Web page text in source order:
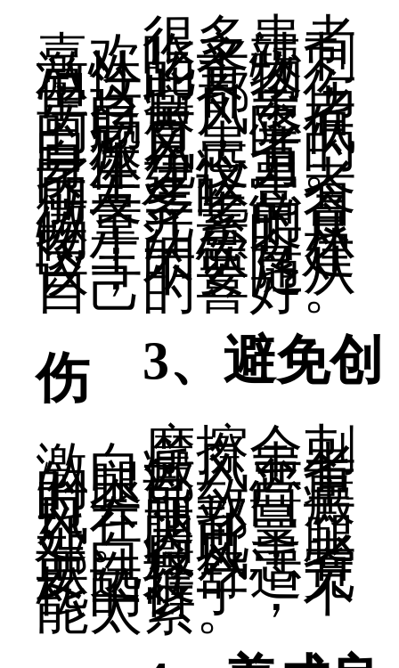
很多患者
喜欢吃辛辣刺
激性的食物，
但这些都会伤
害白癜风患者
的肠胃，降低
白癜风患者的
身体免疫力。
医生建议患者
朋友多吃富含
微量元素的食
物，注意听从
医生的饮食建
议，不要随从
自己的喜好。
3、避免创
伤
摩擦会刺
激白癜风患者
的腿部，严重
时会导致白癜
风在腿部蔓
延。因此，腿
部白癜风患者
要选择舒适宽
松的裤子，不
能太紧。